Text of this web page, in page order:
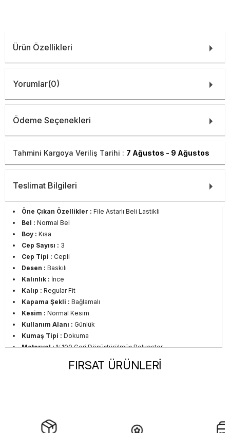
Ürün Özellikleri
Yorumlar(0)
Ödeme Seçenekleri
Tahmini Kargoya Veriliş Tarihi : 7 Ağustos - 9 Ağustos
Teslimat Bilgileri
Öne Çıkan Özellikler : File Astarlı Beli Lastikli
Bel : Normal Bel
Boy : Kısa
Cep Sayısı : 3
Cep Tipi : Cepli
Desen : Baskılı
Kalınlık : İnce
Kalıp : Regular Fit
Kapama Şekli : Bağlamalı
Kesim : Normal Kesim
Kullanım Alanı : Günlük
Kumaş Tipi : Dokuma
Materyal :%100 Geri Dönüştürülmüş Polyester
Resimdedir.
FIRSAT ÜRÜNLERİ